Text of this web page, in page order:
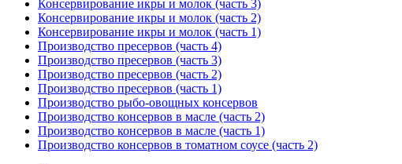
Консервирование икры и молок (часть 3)
Консервирование икры и молок (часть 2)
Консервирование икры и молок (часть 1)
Производство пресервов (часть 4)
Производство пресервов (часть 3)
Производство пресервов (часть 2)
Производство пресервов (часть 1)
Производство рыбо-овощных консервов
Производство консервов в масле (часть 2)
Производство консервов в масле (часть 1)
Производство консервов в томатном соусе (часть 2)